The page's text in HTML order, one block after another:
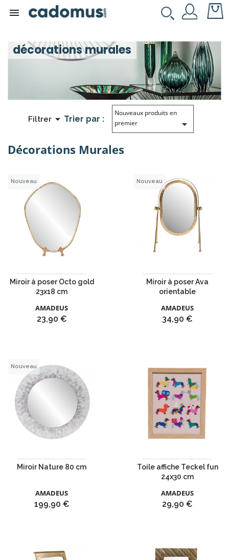

décorations murales
Filtrer Trier par :
Nouveaux produits en
premier

Décorations Murales
Miroir à poser Octo gold
23x18 cm
AMADEUS
Prix
23,90 €
Nouveau
Miroir à poser Ava
orientable
AMADEUS
Prix
34,90 €
Nouveau
Miroir Nature 80 cm
AMADEUS
Prix
199,90 €
Nouveau
Toile affiche Teckel fun
24x30 cm
AMADEUS
Prix
29,90 €